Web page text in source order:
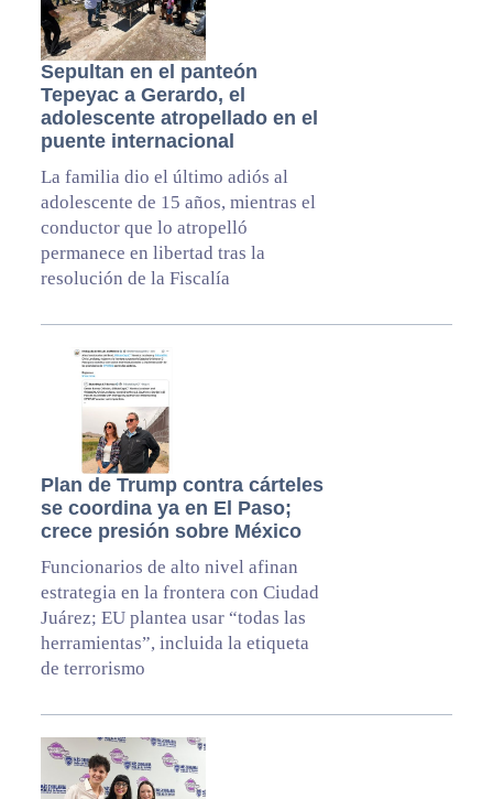
Sepultan en el panteón
Tepeyac a Gerardo, el
adolescente atropellado en el
puente internacional
La familia dio el último adiós al
adolescente de 15 años, mientras el
conductor que lo atropelló
permanece en libertad tras la
resolución de la Fiscalía
Plan de Trump contra cárteles
se coordina ya en El Paso;
crece presión sobre México
Funcionarios de alto nivel afinan
estrategia en la frontera con Ciudad
Juárez; EU plantea usar “todas las
herramientas”, incluida la etiqueta
de terrorismo